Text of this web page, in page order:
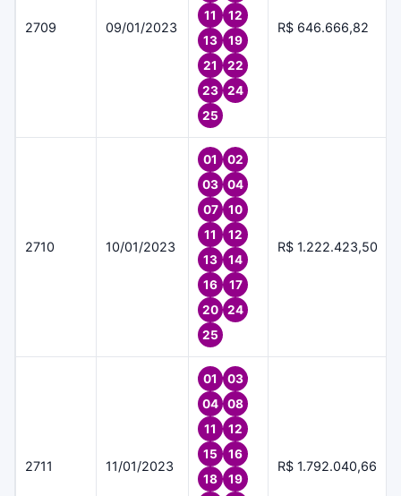
2709 09/01/2023
11
12
13
19
21
22
23
24
25
R$ 646.666,82
2710 10/01/2023
01
02
03
04
07
10
11
12
13
14
16
17
20
24
25
R$ 1.222.423,50
2711 11/01/2023
01
03
04
08
11
12
15
16
18
19
R$ 1.792.040,66